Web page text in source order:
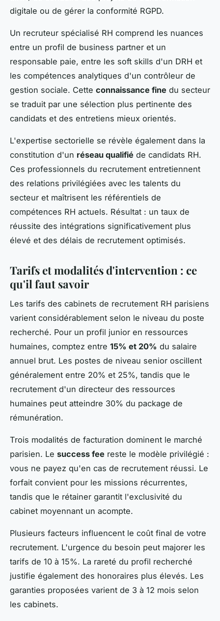
digitale ou de gérer la conformité RGPD.
Un recruteur spécialisé RH comprend les nuances
entre un profil de business partner et un
responsable paie, entre les soft skills d'un DRH et
les compétences analytiques d'un contrôleur de
gestion sociale. Cette connaissance fine du secteur
se traduit par une sélection plus pertinente des
candidats et des entretiens mieux orientés.
L'expertise sectorielle se révèle également dans la
constitution d'un réseau qualifié de candidats RH.
Ces professionnels du recrutement entretiennent
des relations privilégiées avec les talents du
secteur et maîtrisent les référentiels de
compétences RH actuels. Résultat : un taux de
réussite des intégrations significativement plus
élevé et des délais de recrutement optimisés.
Tarifs et modalités d'intervention : ce
qu'il faut savoir
Les tarifs des cabinets de recrutement RH parisiens
varient considérablement selon le niveau du poste
recherché. Pour un profil junior en ressources
humaines, comptez entre 15% et 20% du salaire
annuel brut. Les postes de niveau senior oscillent
généralement entre 20% et 25%, tandis que le
recrutement d'un directeur des ressources
humaines peut atteindre 30% du package de
rémunération.
Trois modalités de facturation dominent le marché
parisien. Le success fee reste le modèle privilégié :
vous ne payez qu'en cas de recrutement réussi. Le
forfait convient pour les missions récurrentes,
tandis que le rétainer garantit l'exclusivité du
cabinet moyennant un acompte.
Plusieurs facteurs influencent le coût final de votre
recrutement. L'urgence du besoin peut majorer les
tarifs de 10 à 15%. La rareté du profil recherché
justifie également des honoraires plus élevés. Les
garanties proposées varient de 3 à 12 mois selon
les cabinets.